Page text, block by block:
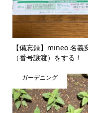
【備忘録】mineo 名義
（番号譲渡）をする！
ガーデニング